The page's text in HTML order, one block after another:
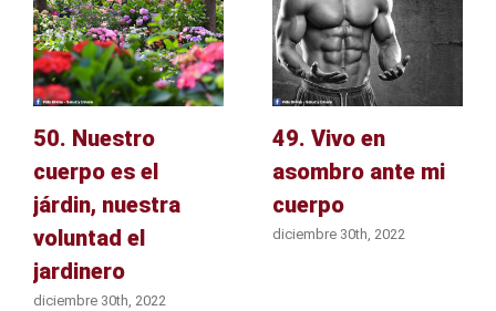
50. Nuestro
cuerpo es el
járdin, nuestra
voluntad el
jardinero
diciembre 30th, 2022
49. Vivo en
asombro ante mi
cuerpo
diciembre 30th, 2022